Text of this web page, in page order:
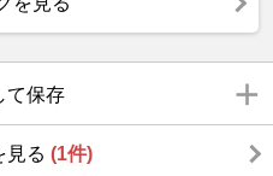
て保存
見る (1件)